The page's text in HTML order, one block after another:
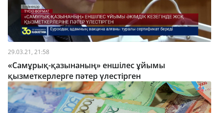
29.03.21, 21:58
«Самұрық-қазынаның» еншілес ұйымы
қызметкерлерге пәтер үлестірген